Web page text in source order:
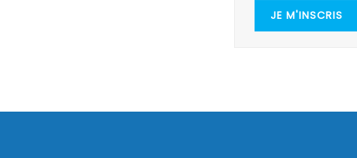
JE M'INSCRIS